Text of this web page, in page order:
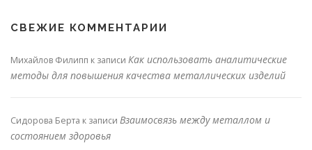
СВЕЖИЕ КОММЕНТАРИИ
Михайлов Филипп к записи Как использовать аналитические
методы для повышения качества металлических изделий
Сидорова Берта к записи Взаимосвязь между металлом и
состоянием здоровья